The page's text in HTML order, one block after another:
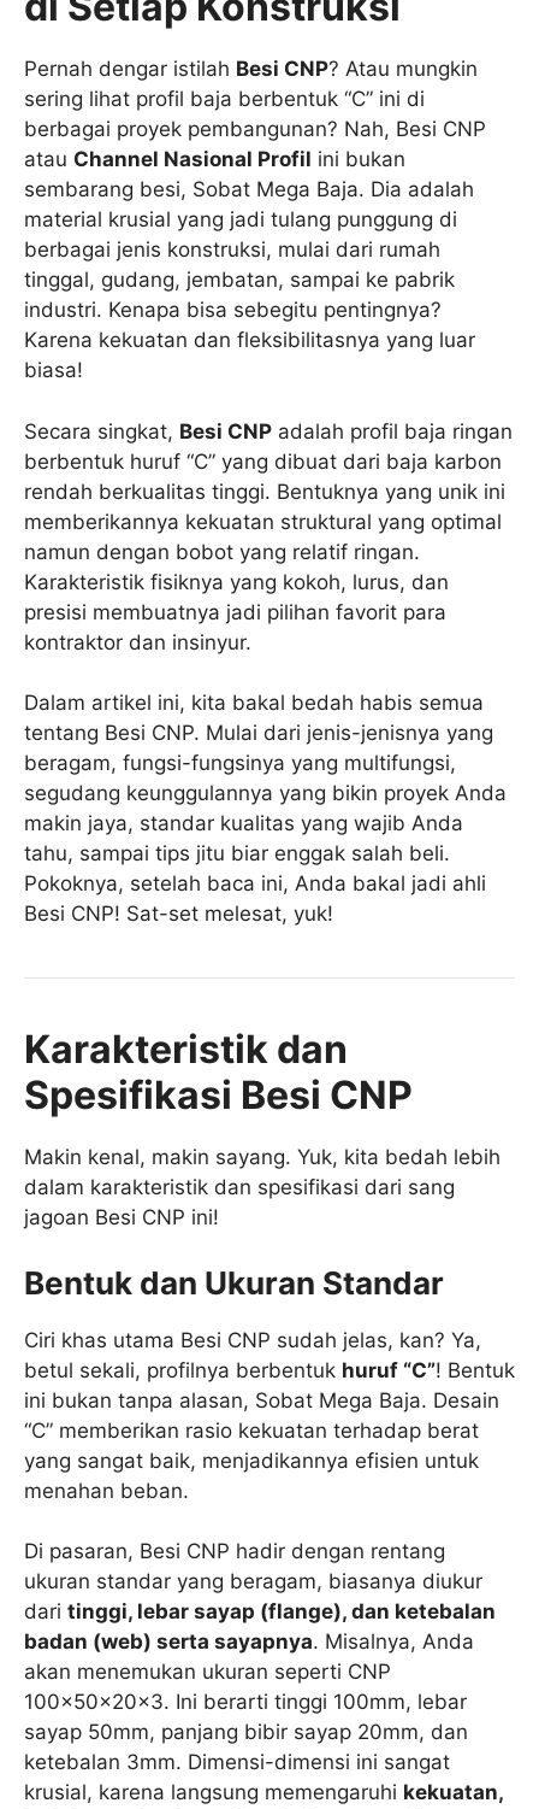
Pernah dengar istilah Besi CNP? Atau mungkin
sering lihat profil baja berbentuk “C” ini di
berbagai proyek pembangunan? Nah, Besi CNP
atau Channel Nasional Profil ini bukan
sembarang besi, Sobat Mega Baja. Dia adalah
material krusial yang jadi tulang punggung di
berbagai jenis konstruksi, mulai dari rumah
tinggal, gudang, jembatan, sampai ke pabrik
industri. Kenapa bisa sebegitu pentingnya?
Karena kekuatan dan fleksibilitasnya yang luar
biasa!
Secara singkat, Besi CNP adalah profil baja ringan
berbentuk huruf “C” yang dibuat dari baja karbon
rendah berkualitas tinggi. Bentuknya yang unik ini
memberikannya kekuatan struktural yang optimal
namun dengan bobot yang relatif ringan.
Karakteristik fisiknya yang kokoh, lurus, dan
presisi membuatnya jadi pilihan favorit para
kontraktor dan insinyur.
Dalam artikel ini, kita bakal bedah habis semua
tentang Besi CNP. Mulai dari jenis-jenisnya yang
beragam, fungsi-fungsinya yang multifungsi,
segudang keunggulannya yang bikin proyek Anda
makin jaya, standar kualitas yang wajib Anda
tahu, sampai tips jitu biar enggak salah beli.
Pokoknya, setelah baca ini, Anda bakal jadi ahli
Besi CNP! Sat-set melesat, yuk!
Karakteristik dan
Spesifikasi Besi CNP
Makin kenal, makin sayang. Yuk, kita bedah lebih
dalam karakteristik dan spesifikasi dari sang
jagoan Besi CNP ini!
Bentuk dan Ukuran Standar
Ciri khas utama Besi CNP sudah jelas, kan? Ya,
betul sekali, profilnya berbentuk huruf “C”! Bentuk
ini bukan tanpa alasan, Sobat Mega Baja. Desain
“C” memberikan rasio kekuatan terhadap berat
yang sangat baik, menjadikannya efisien untuk
menahan beban.
Di pasaran, Besi CNP hadir dengan rentang
ukuran standar yang beragam, biasanya diukur
dari tinggi, lebar sayap (flange), dan ketebalan
badan (web) serta sayapnya. Misalnya, Anda
akan menemukan ukuran seperti CNP
100x50x20x3. Ini berarti tinggi 100mm, lebar
sayap 50mm, panjang bibir sayap 20mm, dan
ketebalan 3mm. Dimensi-dimensi ini sangat
krusial, karena langsung memengaruhi kekuatan,